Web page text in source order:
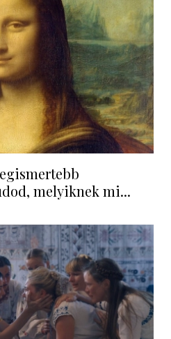
melyiknek mi...